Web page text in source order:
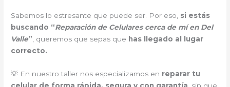
Sabemos lo estresante que puede ser. Por eso, si estás
buscando “Reparación de Celulares cerca de mí en Del
Valle” , queremos que sepas que has llegado al lugar
correcto.
💡 En nuestro taller nos especializamos en reparar tu